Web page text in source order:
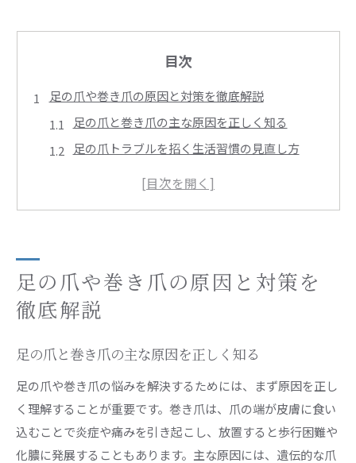
目次
足の爪や巻き爪の原因と対策を徹底解説
足の爪と巻き爪の主な原因を正しく知る
足の爪トラブルを招く生活習慣の見直し方
足の爪と巻き爪の初期症状と見分け方
足の爪治療と巻き爪の保険適用条件の違い
足の爪の治療法ごとに異なる費用の目安
足の爪の治療でよくある費用の疑問を解消
保険適用と自費診療のメリットとデメリット
自分でケアする足の爪トラブル対処法
足の爪トラブルを自分でケアする基本方法
足の爪や巻き爪の原因と対策を
徹底解説
足の爪と巻き爪の主な原因を正しく知る
足の爪や巻き爪の悩みを解決するためには、まず原因を正し
く理解することが重要です。巻き爪は、爪の端が皮膚に食い
込むことで炎症や痛みを引き起こし、放置すると歩行困難や
化膿に発展することもあります。主な原因には、遺伝的な爪